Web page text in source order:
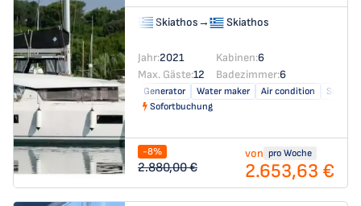
Skiathos→ Skiathos
Jahr:2021 Kabinen:6
Max. Gäste:12 Badezimmer:6
Generator Water maker Air condition
Solar
Sofortbuchung
-8%
2.880,00 €
von pro Woche
2.653,63 €